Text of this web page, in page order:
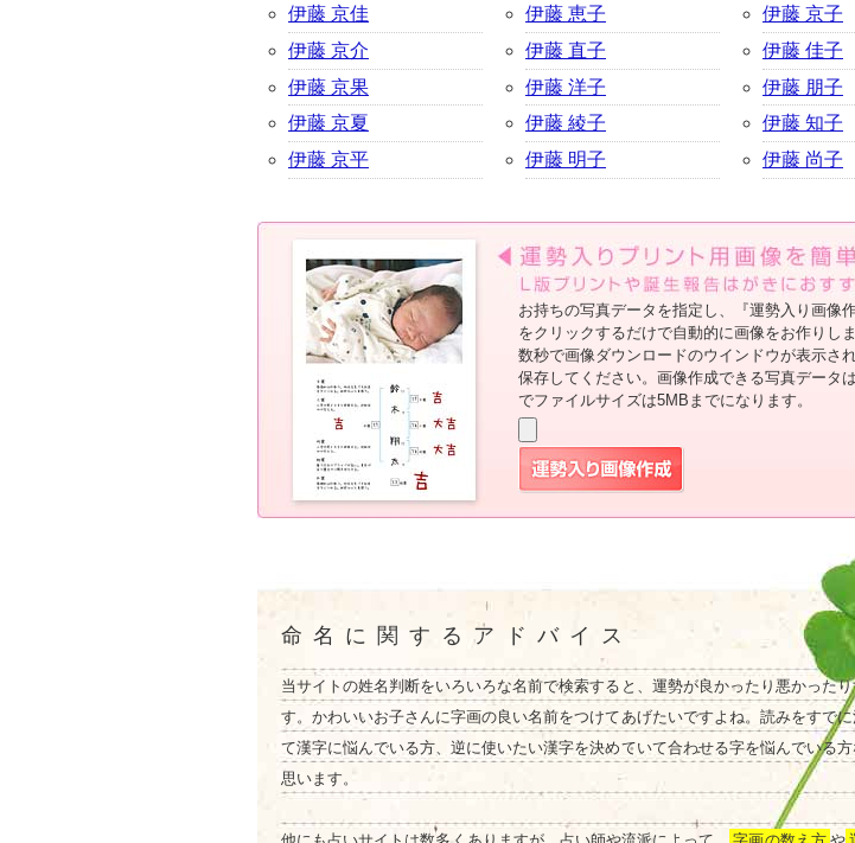
伊藤 京佳
伊藤 京介
伊藤 京果
伊藤 京夏
伊藤 京平
伊藤 恵子
伊藤 直子
伊藤 洋子
伊藤 綾子
伊藤 明子
伊藤 京子
伊藤 佳子
伊藤 朋子
伊藤 知子
伊藤 尚子
お持ちの写真データを指定し、『運勢入り画像
をクリックするだけで自動的に画像をお作りしま
数秒で画像ダウンロードのウインドウが表示され
保存してください。画像作成できる写真データ
でファイルサイズは5MBまでになります。
命名に関するアドバイス
当サイトの姓名判断をいろいろな名前で検索すると、運勢が良かったり悪かったり
す。かわいいお子さんに字画の良い名前をつけてあげたいですよね。読みをすで
て漢字に悩んでいる方、逆に使いたい漢字を決めていて合わせる字を悩んでいる方
思います。